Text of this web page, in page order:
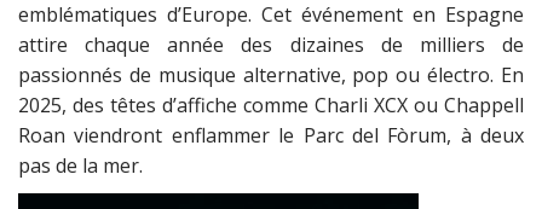
emblématiques d’Europe. Cet événement en Espagne
attire chaque année des dizaines de milliers de
passionnés de musique alternative, pop ou électro. En
2025, des têtes d’affiche comme Charli XCX ou Chappell
Roan viendront enflammer le Parc del Fòrum, à deux
pas de la mer.